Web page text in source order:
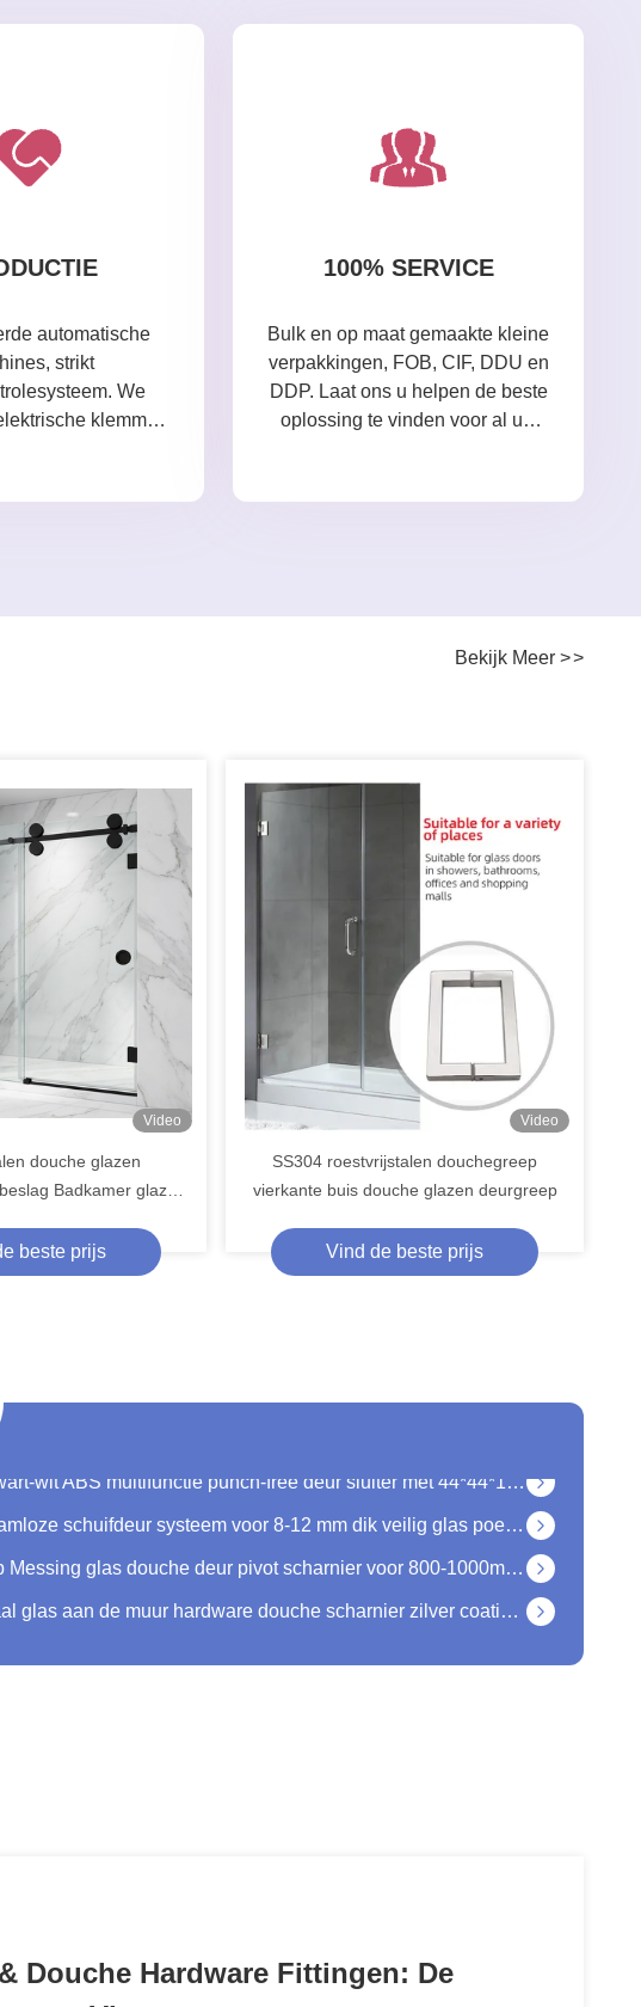
automatische
strikt
We
klemmen
100% SERVICE
Bulk en op maat gemaakte kleine
verpakkingen, FOB, CIF, DDU en
DDP. Laat ons u helpen de beste
oplossing te vinden voor al uw
Bekijk Meer >>
Video
douche glazen
Badkamer glazen
beste prijs
Video
SS304 roestvrijstalen douchegreep
vierkante buis douche glazen deurgreep
Vind de beste prijs
Moderne design stijl hotel raamloze douche deur bodem afdichting voor water barrière creatie
Anti-metalen raamloze schuifdeur systeem voor 8-12 mm dik veilig glas poets afwerking
Modern ontwerp Messing glas douche deur pivot scharnier voor 800-1000mm glas deur breedte
304 roestvrij staal glas aan de muur hardware douche scharnier zilver coating wandmontage
TAKY Witte kleur 30-80 kg raamloze glazen schuifdeur sluiter voor klantvereisten
Hardware voor schuifdeuren met chroomplaat voor houten glazen douchebehuizing zonder raam
Douche Hardware Fittingen: De